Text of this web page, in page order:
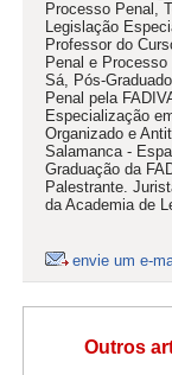
Processo Penal,
Legislação
Professor do
Penal e
Sá, Pós-
Penal pela
Especialização
Organizado e
Salamanca -
Graduação da
Palestrante.
da Academia de
envie um e-
Outros